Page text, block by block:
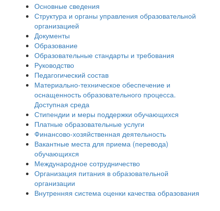
Основные сведения
Структура и органы управления образовательной
организацией
Документы
Образование
Образовательные стандарты и требования
Руководство
Педагогический состав
Материально-техническое обеспечение и
оснащенность образовательного процесса.
Доступная среда
Стипендии и меры поддержки обучающихся
Платные образовательные услуги
Финансово-хозяйственная деятельность
Вакантные места для приема (перевода)
обучающихся
Международное сотрудничество
Организация питания в образовательной
организации
Внутренняя система оценки качества образования